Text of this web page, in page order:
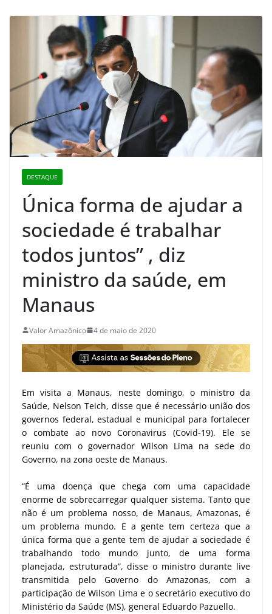
DESTAQUE
Única forma de ajudar a
sociedade é trabalhar
todos juntos” , diz
ministro da saúde, em
Manaus
Valor Amazônico 4 de maio de 2020
Em visita a Manaus, neste domingo, o ministro da
Saúde, Nelson Teich, disse que é necessário união dos
governos federal, estadual e municipal para fortalecer
o combate ao novo Coronavirus (Covid-19). Ele se
reuniu com o governador Wilson Lima na sede do
Governo, na zona oeste de Manaus.
“É uma doença que chega com uma capacidade
enorme de sobrecarregar qualquer sistema. Tanto que
não é um problema nosso, de Manaus, Amazonas, é
um problema mundo. E a gente tem certeza que a
única forma que a gente tem de ajudar a sociedade é
trabalhando todo mundo junto, de uma forma
planejada, estruturada”, disse o ministro durante live
transmitida pelo Governo do Amazonas, com a
participação de Wilson Lima e o secretário executivo do
Ministério da Saúde (MS), general Eduardo Pazuello.